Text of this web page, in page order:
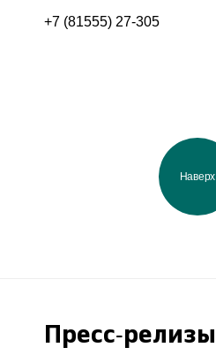
+7 (81555) 27-305
Наверх
Пресс-релизы